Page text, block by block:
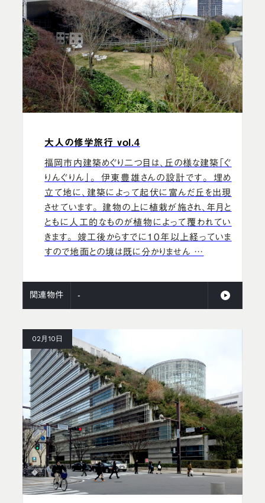
大人の修学旅行 vol.4
福岡市内建築めぐり二つ目は、丘の様な建築「ぐ
りんぐりん」。 伊東豊雄さんの設計です。 埋め
立て地に、建築によって起伏に富んだ丘を出現
させています。 建物の上に植栽が施され、年月と
ともに人工的なものが植物によって覆われてい
きます。 竣工後からすでに10年以上経っていま
すので地面との境は既に分かりません …
関連物件 -
02月10日